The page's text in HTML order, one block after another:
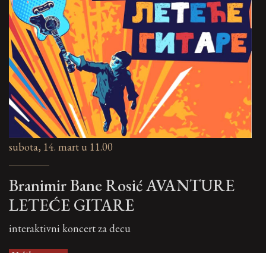
subota, 14. mart u 11.00
Branimir Bane Rosić AVANTURE
LETEĆE GITARE
interaktivni koncert za decu